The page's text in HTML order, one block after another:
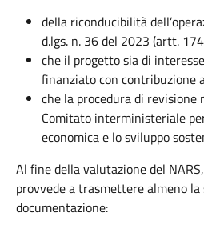
della riconducibilità
d.lgs. n. 36 del 2023 (artt.
che il progetto sia di
finanziato con contribuzione
che la procedura di revisione
Comitato interministeriale
economica e lo sviluppo
Al fine della valutazione del
provvede a trasmettere almeno
documentazione: